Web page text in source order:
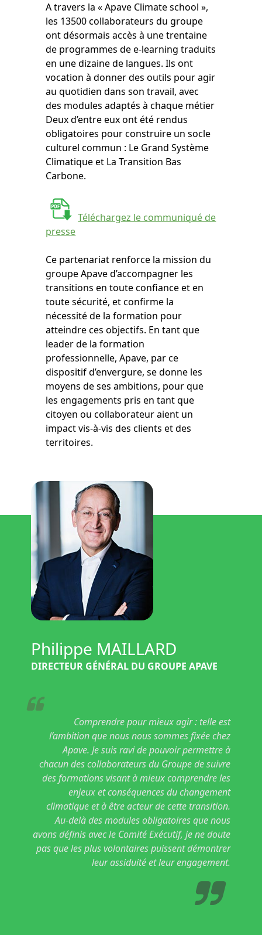
A travers la « Apave Climate school »,
les 13500 collaborateurs du groupe
ont désormais accès à une trentaine
de programmes de e-learning traduits
en une dizaine de langues. Ils ont
vocation à donner des outils pour agir
au quotidien dans son travail, avec
des modules adaptés à chaque métier
Deux d’entre eux ont été rendus
obligatoires pour construire un socle
culturel commun : Le Grand Système
Climatique et La Transition Bas
Carbone.
Téléchargez le communiqué de
presse
Ce partenariat renforce la mission du
groupe Apave d’accompagner les
transitions en toute confiance et en
toute sécurité, et confirme la
nécessité de la formation pour
atteindre ces objectifs. En tant que
leader de la formation
professionnelle, Apave, par ce
dispositif d’envergure, se donne les
moyens de ses ambitions, pour que
les engagements pris en tant que
citoyen ou collaborateur aient un
impact vis-à-vis des clients et des
territoires.
Comprendre pour mieux agir : telle est
l’ambition que nous nous sommes fixée chez
Apave. Je suis ravi de pouvoir permettre à
chacun des collaborateurs du Groupe de suivre
des formations visant à mieux comprendre les
enjeux et conséquences du changement
climatique et à être acteur de cette transition.
Au-delà des modules obligatoires que nous
avons définis avec le Comité Exécutif, je ne doute
pas que les plus volontaires puissent démontrer
leur assiduité et leur engagement.
Philippe MAILLARD
DIRECTEUR GÉNÉRAL DU GROUPE APAVE